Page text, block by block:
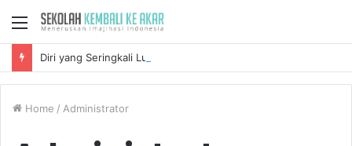
Menu
Diri yang Seringkali Lupa Disayang
Home / Administrator